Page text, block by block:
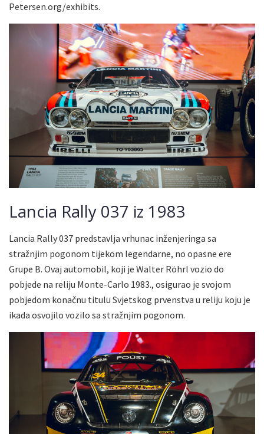
Petersen.org/exhibits.
Lancia Rally 037 iz 1983
Lancia Rally 037 predstavlja vrhunac inženjeringa sa
stražnjim pogonom tijekom legendarne, no opasne ere
Grupe B. Ovaj automobil, koji je Walter Röhrl vozio do
pobjede na reliju Monte-Carlo 1983., osigurao je svojom
pobjedom konačnu titulu Svjetskog prvenstva u reliju koju je
ikada osvojilo vozilo sa stražnjim pogonom.